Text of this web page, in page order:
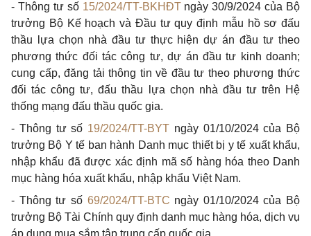
- Thông tư số 15/2024/TT-BKHĐTngày 30/9/2024 của Bộ
trưởng Bộ Kế hoạch và Đầu tư quy định mẫu hồ sơ đấu
thầu lựa chọn nhà đầu tư thực hiện dự án đầu tư theo
phương thức đối tác công tư, dự án đầu tư kinh doanh;
cung cấp, đăng tải thông tin về đầu tư theo phương thức
đối tác công tư, đấu thầu lựa chọn nhà đầu tư trên Hệ
thống mạng đấu thầu quốc gia.
- Thông tư số 19/2024/TT-BYT ngày 01/10/2024 của Bộ
trưởng Bộ Y tế ban hành Danh mục thiết bị y tế xuất khẩu,
nhập khẩu đã được xác định mã số hàng hóa theo Danh
mục hàng hóa xuất khẩu, nhập khẩu Việt Nam.
- Thông tư số 69/2024/TT-BTC ngày 01/10/2024 của Bộ
trưởng Bộ Tài Chính quy định danh mục hàng hóa, dịch vụ
áp dụng mua sắm tập trung cấp quốc gia.